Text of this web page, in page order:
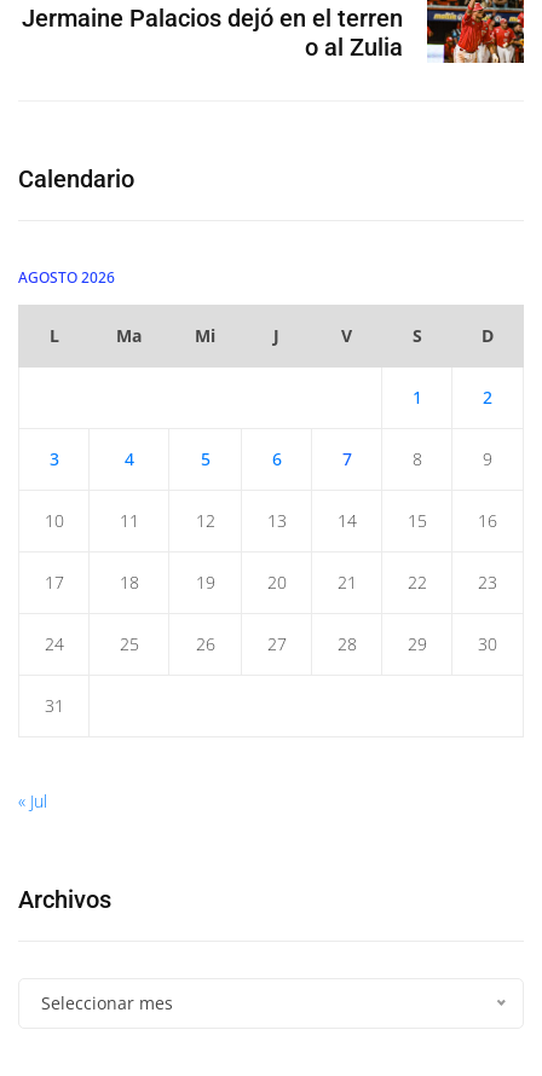
Jermaine Palacios dejó en el terren
o al Zulia
Calendario
AGOSTO 2026
L Ma Mi J V S D
1 2
3 4 5 6 7 8 9
10 11 12 13 14 15 16
17 18 19 20 21 22 23
24 25 26 27 28 29 30
31
« Jul
Archivos
Seleccionar mes